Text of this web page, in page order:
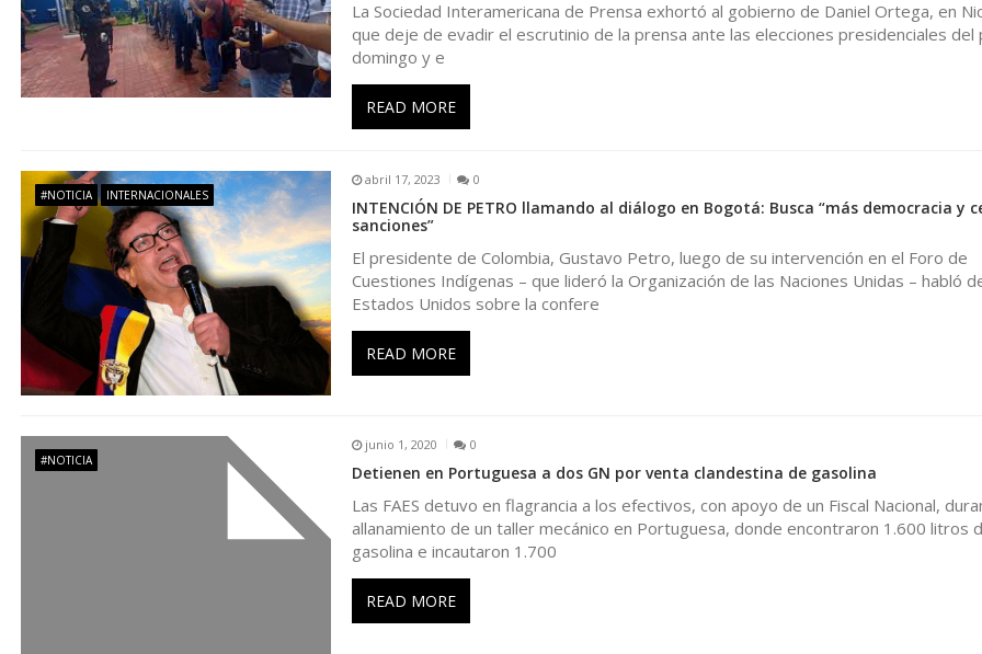
c
i
n
d
e
e
n
t
La Sociedad Interamericana de Prensa exhortó al gobierno de Daniel Ortega, en
que deje de evadir el escrutinio de la prensa ante las elecciones presidenciales del
domingo y e
READ MORE
#NOTICIA INTERNACIONALES
abril 17, 2023 0
INTENCIÓN DE PETRO llamando al diálogo en Bogotá: Busca “más democracia y
sanciones”
El presidente de Colombia, Gustavo Petro, luego de su intervención en el Foro de
Cuestiones Indígenas – que lideró la Organización de las Naciones Unidas – habló
Estados Unidos sobre la confere
READ MORE
#NOTICIA
junio 1, 2020 0
Detienen en Portuguesa a dos GN por venta clandestina de gasolina
Las FAES detuvo en flagrancia a los efectivos, con apoyo de un Fiscal Nacional,
allanamiento de un taller mecánico en Portuguesa, donde encontraron 1.600 litros
gasolina e incautaron 1.700
READ MORE